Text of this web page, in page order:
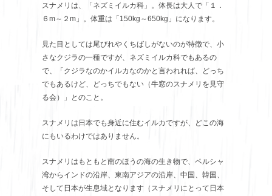
スナメリは、「ネズミイルカ科」。体長は大人で「１．
６m～２m」。体重は「150kg～650kg」になります。
見た目としては尾びれやくちばしがないのが特徴で、小
さなクジラの一種ですが、ネズミイルカ科でもあるの
で、「クジラなのかイルカなのかと言われれば、どっち
でもあるけど、どっちでもない（牛窓のスナメリを見守
る会）」とのこと。
スナメリは日本でも身近に住むイルカですが、どこの海
にもいるわけではありません。
スナメリはもともと南のほうの海の生き物で、ペルシャ
湾からインドの沿岸、東南アジアの沿岸、中国、韓国、
そして日本が生息域となります（スナメリにとって日本